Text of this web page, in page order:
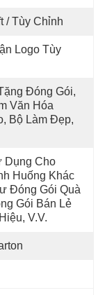
/ Tùy Chỉnh
Logo Tùy
Đóng Gói,
Văn Hóa
Bộ Làm Đẹp,
Cho
Huống Khác
Đóng Gói Quà
Gói Bán Lẻ
V.v.